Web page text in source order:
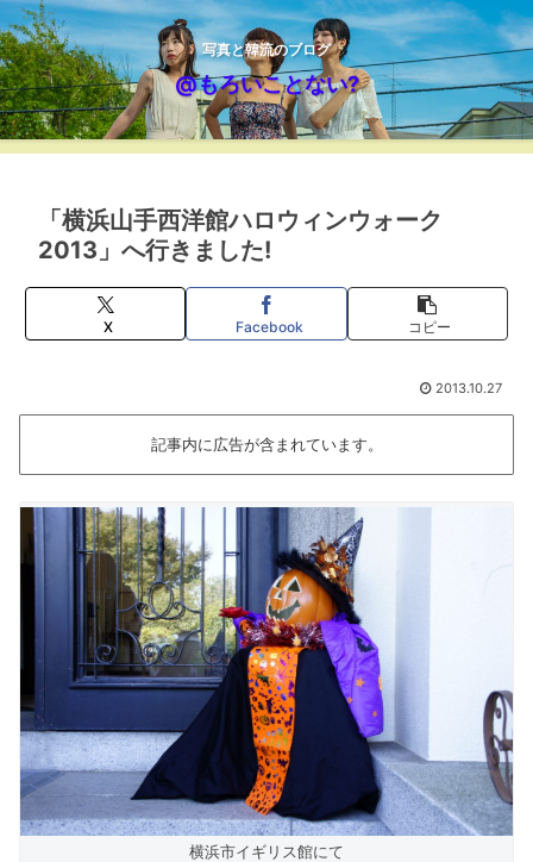
写真と韓流のブログ
@もろいことない?
「横浜山手西洋館ハロウィンウォーク
2013」へ行きました!
X Facebook コピー
2013.10.27
記事内に広告が含まれています。
横浜市イギリス館にて